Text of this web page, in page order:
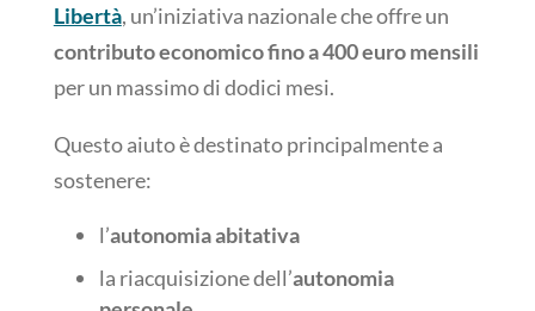
Libertà, un’iniziativa nazionale che offre un
contributo economico fino a 400 euro mensili
per un massimo di dodici mesi.
Questo aiuto è destinato principalmentea
sostenere:
l’autonomia abitativa
la riacquisizione dell’autonomia